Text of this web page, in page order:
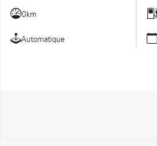
0km
Automatique